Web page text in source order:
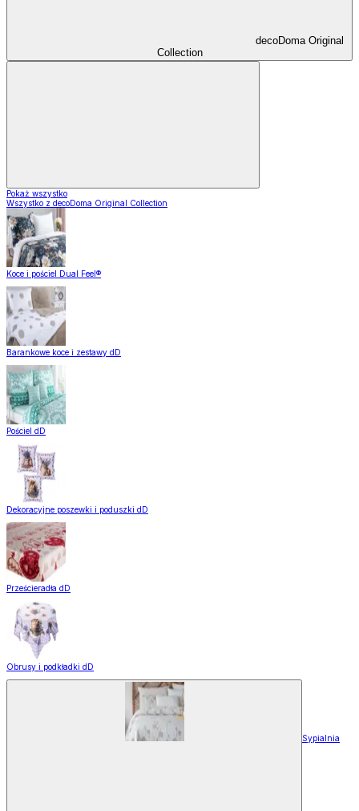
decoDoma Original
Collection
Pokaż wszystko
Wszystko z decoDoma Original Collection
Koce i pościel Dual Feel®
Barankowe koce i zestawy dD
Pościel dD
Dekoracyjne poszewki i poduszki dD
Prześcieradła dD
Obrusy i podkładki dD
Sypialnia